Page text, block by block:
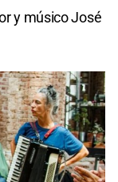
y músico José